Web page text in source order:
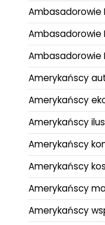
Ambasadorowie
Ambasadorowie
Ambasadorowie
Amerykańscy
Amerykańscy
Amerykańscy
Amerykańscy
Amerykańscy
Amerykańscy
Amerykańscy